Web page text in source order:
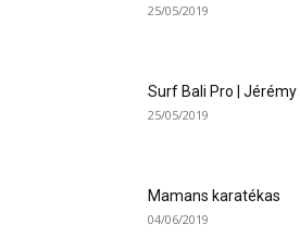
25/05/2019
Surf Bali Pro |
25/05/2019
Mamans karatékas
04/06/2019